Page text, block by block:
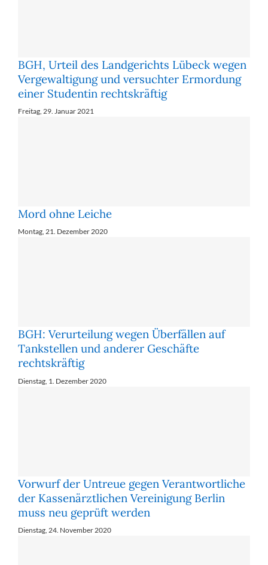
BGH, Urteil des Landgerichts Lübeck wegen
Vergewaltigung und versuchter Ermordung
einer Studentin rechtskräftig
Freitag, 29. Januar 2021
Mord ohne Leiche
Montag, 21. Dezember 2020
BGH: Verurteilung wegen Überfällen auf
Tankstellen und anderer Geschäfte
rechtskräftig
Dienstag, 1. Dezember 2020
Vorwurf der Untreue gegen Verantwortliche
der Kassenärztlichen Vereinigung Berlin
muss neu geprüft werden
Dienstag, 24. November 2020